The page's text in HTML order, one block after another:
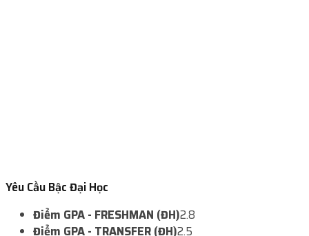
Yêu Cầu Bậc Đại Học
Điểm GPA - FRESHMAN (ĐH)2.8
Điểm GPA - TRANSFER (ĐH)2.5